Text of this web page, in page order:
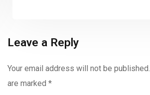
Leave a Reply
Your email address will not be published.
are marked *